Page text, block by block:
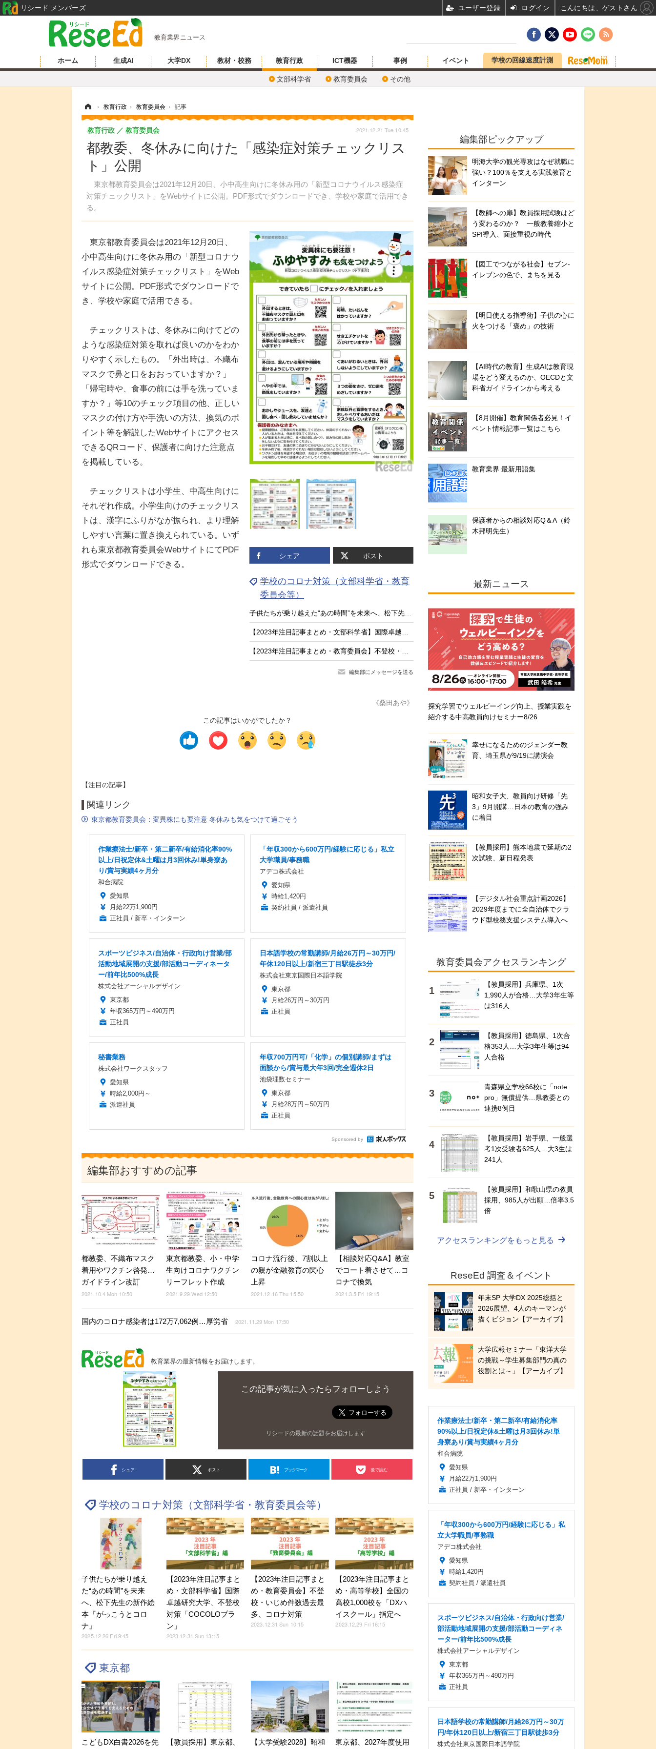
教育業界ニュース
ホーム 生成AI 大学DX 教材・校務 教育行政
文部科学省 教育委員会 その他
ICT機器 事例 イベント 学校の回線速度計測
› 教育行政 › 教育委員会 › 記事
都教委、冬休みに向けた「感染症対策チェックリス
ト」公開
東京都教育委員会は2021年12月20日、小中高生向けに冬休み用の「新型コロナウイルス感染症
対策チェックリスト」をWebサイトに公開。PDF形式でダウンロードでき、学校や家庭で活用でき
る。
教育行政 教育委員会 2021.12.21 Tue 10:45
シェア ポスト
学校のコロナ対策（文部科学省・教育
委員会等）
編集部にメッセージを送る
東京都教育委員会は2021年12月20日、
小中高生向けに冬休み用の「新型コロナウ
イルス感染症対策チェックリスト」をWeb
サイトに公開。PDF形式でダウンロードで
き、学校や家庭で活用できる。
チェックリストは、冬休みに向けてどの
ような感染症対策を取れば良いのかをわか
りやすく示したもの。「外出時は、不織布
マスクで鼻と口をおおっていますか？」
「帰宅時や、食事の前には手を洗っていま
すか？」等10のチェック項目の他、正しい
マスクの付け方や手洗いの方法、換気のポ
イント等を解説したWebサイトにアクセス
できるQRコード、保護者に向けた注意点
を掲載している。
チェックリストは小学生、中高生向けに
それぞれ作成。小学生向けのチェックリス
トは、漢字にふりがなが振られ、より理解
しやすい言葉に置き換えられている。いず
れも東京都教育委員会WebサイトにてPDF
形式でダウンロードできる。
《桑田あや》
この記事はいかがでしたか？
【注目の記事】
関連リンク
東京都教育委員会：変異株にも要注意 冬休みも気をつけて過ごそう
作業療法士/新卒・第二新卒/有給消化率90%
以上/日祝定休&土曜は月3回休み!単身寮あ
り/賞与実績4ヶ月分
和合病院
愛知県
月給22万1,900円
正社員 / 新卒・インターン
「年収300から600万円/経験に応じる」私立
大学職員/事務職
アデコ株式会社
愛知県
時給1,420円
契約社員 / 派遣社員
スポーツビジネス/自治体・行政向け営業/部
活動地域展開の支援/部活動コーディネータ
ー/前年比500%成長
株式会社アーシャルデザイン
東京都
年収365万円～490万円
正社員
日本語学校の常勤講師/月給26万円～30万円/
年休120日以上/新宿三丁目駅徒歩3分
株式会社東京国際日本語学院
東京都
月給26万円～30万円
正社員
秘書業務
株式会社ワークスタッフ
愛知県
時給2,000円～
派遣社員
年収700万円可/「化学」の個別講師/まずは
面談から/賞与最大年3回/完全週休2日
池袋理数セミナー
東京都
月給28万円～50万円
正社員
Sponsored by
編集部おすすめの記事
都教委、不織布マスク
着用やワクチン啓発…
ガイドライン改訂
2021.10.4 Mon 10:50
東京都教委、小・中学
生向けコロナワクチン
リーフレット作成
2021.9.29 Wed 12:50
コロナ流行後、7割以上
の親が金融教育の関心
上昇
2021.12.16 Thu 15:50
【相談対応Q&A】教室
でコート着させて…コ
ロナで換気
2021.3.5 Fri 19:15
国内のコロナ感染者は172万7,062例…厚労省 2021.11.29 Mon 17:50
教育業界の最新情報をお届けします。
この記事が気に入ったらフォローしよう
リシードの最新の話題をお届けします
シェア ポスト ブックマーク 後で読む
学校のコロナ対策（文部科学省・教育委員会等）
子供たちが乗り越え
た“あの時間”を未来
へ、松下先生の新作絵
本『がっこうとコロ
ナ』
2025.12.26 Fri 9:45
【2023年注目記事まと
め・文部科学省】国際
卓越研究大学、不登校
対策「COCOLOプラ
ン」
2023.12.31 Sun 13:15
【2023年注目記事まと
め・教育委員会】不登
校・いじめ件数過去最
多、コロナ対策
2023.12.31 Sun 10:15
【2023年注目記事まと
め・高等学校】全国の
高校1,000校を「DXハ
イスクール」指定へ
2023.12.29 Fri 16:15
東京都
こどもDX白書2026を先 【教員採用】東京都、 【大学受験2028】昭和 東京都、2027年度使用
編集部ピックアップ
明海大学の観光専攻はなぜ就職に
強い？100％を支える実践教育と
インターン
【教師への扉】教員採用試験はど
う変わるのか？ 一般教養縮小と
SPI導入、面接重視の時代
【図工でつながる社会】セブン‐
イレブンの色で、まちを見る
【明日使える指導術】子供の心に
火をつける「褒め」の技術
【AI時代の教育】生成AIは教育現
場をどう変えるのか、OECDと文
科省ガイドラインから考える
【8月開催】教育関係者必見！イ
ベント情報記事一覧はこちら
教育業界 最新用語集
保護者からの相談対応Q＆A（鈴
木邦明先生）
最新ニュース
探究学習でウェルビーイング向上、授業実践を
紹介する中高教員向けセミナー8/26
幸せになるためのジェンダー教
育、埼玉県が9/19に講演会
昭和女子大、教員向け研修「先
3」9月開講…日本の教育の強み
に着目
【教員採用】熊本地震で延期の2
次試験、新日程発表
【デジタル社会重点計画2026】
2029年度までに全自治体でクラ
ウド型校務支援システム導入へ
教育委員会アクセスランキング
【教員採用】兵庫県、1次
1,990人が合格…大学3年生等
は316人
【教員採用】徳島県、1次合
格353人…大学3年生等は94
人合格
青森県立学校66校に「note
pro」無償提供…県教委との
連携8例目
【教員採用】岩手県、一般選
考1次受験者625人…大3生は
241人
【教員採用】和歌山県の教員
採用、985人が出願…倍率3.5
倍
アクセスランキングをもっと見る
ReseEd 調査＆イベント
年末SP 大学DX 2025総括と
2026展望、4人のキーマンが
描くビジョン【アーカイブ】
大学広報セミナー「東洋大学
の挑戦～学生募集部門の真の
役割とは～」【アーカイブ】
作業療法士/新卒・第二新卒/有給消化率
90%以上/日祝定休&土曜は月3回休み!単
身寮あり/賞与実績4ヶ月分
和合病院
愛知県
月給22万1,900円
正社員 / 新卒・インターン
「年収300から600万円/経験に応じる」私
立大学職員/事務職
アデコ株式会社
愛知県
時給1,420円
契約社員 / 派遣社員
スポーツビジネス/自治体・行政向け営業/
部活動地域展開の支援/部活動コーディネ
ーター/前年比500%成長
株式会社アーシャルデザイン
東京都
年収365万円～490万円
正社員
日本語学校の常勤講師/月給26万円～30万
円/年休120日以上/新宿三丁目駅徒歩3分
株式会社東京国際日本語学院
リシード メンバーズ ユーザー登録 ログイン こんにちは、ゲストさん